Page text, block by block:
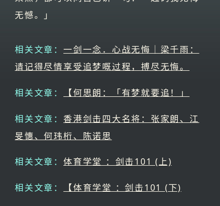
无憾。」
相关文章：一剑一念．心战无悔｜梁千雨：
请记得尽情享受追梦嘅过程，搏尽无悔。
相关文章： 【何思朗：「有梦就要追！」
相关文章： 香港剑击四大名将：张家朗、江
旻憓、何玮桁、陈诺思
相关文章：体育学堂 ：剑击101 (上)
相关文章： 【体育学堂 ：剑击101 (下)